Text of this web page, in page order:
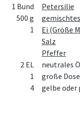
1 Bund
Petersilie
500 g
1
Ei (Größe
Salz
Pfeffer
2 EL
neutrales
1
große
4
gelbe oder